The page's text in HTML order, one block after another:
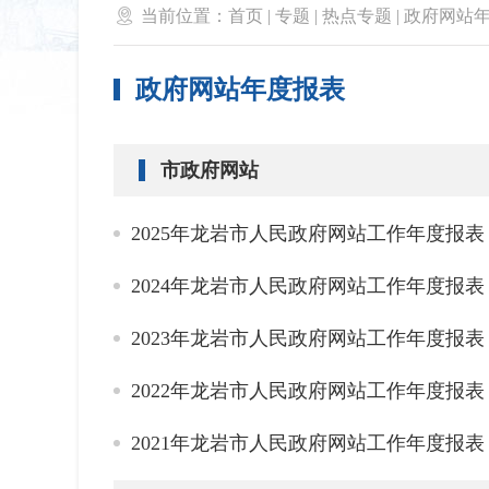
 当前位置： 首页 | 专题 | 热点专题 | 政府网站
政府网站年度报表
市政府网站
2025年龙岩市人民政府网站工作年度报表
2024年龙岩市人民政府网站工作年度报表
2023年龙岩市人民政府网站工作年度报表
2022年龙岩市人民政府网站工作年度报表
2021年龙岩市人民政府网站工作年度报表